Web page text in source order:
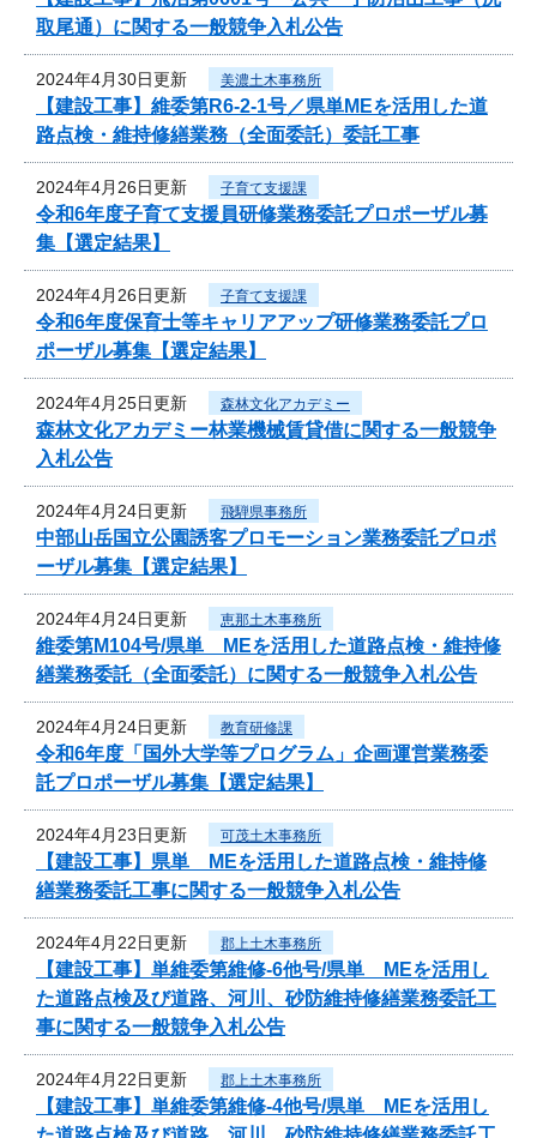
取尾通）に関する一般競争入札公告
2024年4月30日更新 美濃土木事務所
【建設工事】維委第R6-2-1号／県単MEを活用した道
路点検・維持修繕業務（全面委託）委託工事
2024年4月26日更新 子育て支援課
令和6年度子育て支援員研修業務委託プロポーザル募
集【選定結果】
2024年4月26日更新 子育て支援課
令和6年度保育士等キャリアアップ研修業務委託プロ
ポーザル募集【選定結果】
2024年4月25日更新 森林文化アカデミー
森林文化アカデミー林業機械賃貸借に関する一般競争
入札公告
2024年4月24日更新 飛騨県事務所
中部山岳国立公園誘客プロモーション業務委託プロポ
ーザル募集【選定結果】
2024年4月24日更新 恵那土木事務所
維委第M104号/県単 MEを活用した道路点検・維持修
繕業務委託（全面委託）に関する一般競争入札公告
2024年4月24日更新 教育研修課
令和6年度「国外大学等プログラム」企画運営業務委
託プロポーザル募集【選定結果】
2024年4月23日更新 可茂土木事務所
【建設工事】県単 MEを活用した道路点検・維持修
繕業務委託工事に関する一般競争入札公告
2024年4月22日更新 郡上土木事務所
【建設工事】単維委第維修‐6他号/県単 MEを活用し
た道路点検及び道路、河川、砂防維持修繕業務委託工
事に関する一般競争入札公告
2024年4月22日更新 郡上土木事務所
【建設工事】単維委第維修‐4他号/県単 MEを活用し